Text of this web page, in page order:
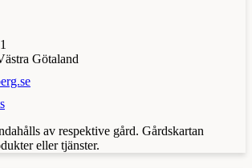
Götaland
av respektive gård. Gårdskartan
eller tjänster.